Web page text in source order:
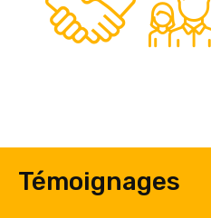
0
Témoignages